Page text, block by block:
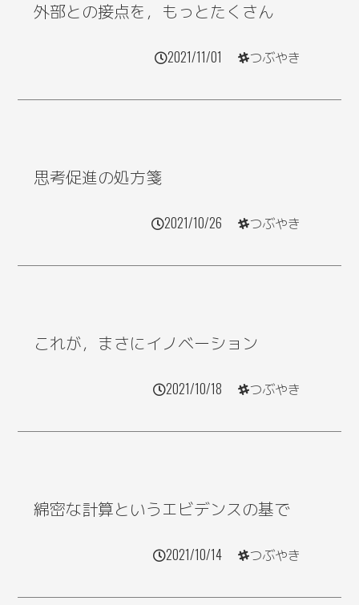
外部との接点を，もっとたくさん
2021/11/01 つぶやき
思考促進の処方箋
2021/10/26 つぶやき
これが，まさにイノベーション
2021/10/18 つぶやき
綿密な計算というエビデンスの基で
2021/10/14 つぶやき